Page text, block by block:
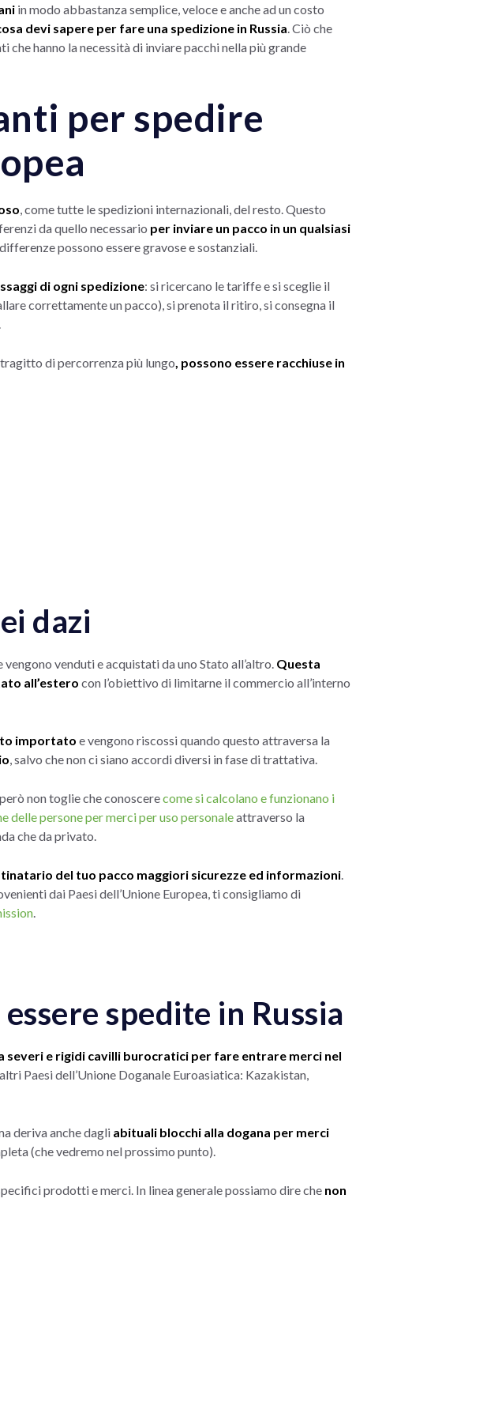
in modo abbastanza semplice, veloce e anche ad un costo
devi sapere per fare una spedizione in Russia. Ciò che
che hanno la necessità di inviare pacchi nella più grande
per spedire
, come tutte le spedizioni internazionali, del resto. Questo
da quello necessario per inviare un pacco in un qualsiasi
possono essere gravose e sostanziali.
di ogni spedizione: si ricercano le tariffe e si sceglie il
correttamente un pacco), si prenota il ritiro, si consegna il
di percorrenza più lungo, possono essere racchiuse in
dazi
venduti e acquistati da uno Stato all’altro. Questa
all’estero con l’obiettivo di limitarne il commercio all’interno
importato e vengono riscossi quando questo attraversa la
, salvo che non ci siano accordi diversi in fase di trattativa.
non toglie che conoscerecome si calcolano e funzionano i
delle persone per merci per uso personaleattraverso la
che da privato.
del tuo pacco maggiori sicurezze ed informazioni.
dai Paesi dell’Unione Europea, ti consigliamo di
.
spedite in Russia
severi e rigidi cavilli burocratici per fare entrare merci nel
Paesi dell’Unione Doganale Euroasiatica: Kazakistan,
deriva anche dagli abituali blocchi alla dogana per merci
(che vedremo nel prossimo punto).
prodotti e merci. In linea generale possiamo dire che non